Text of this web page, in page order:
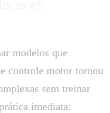
modelos que
controle motor tornou
sem treinar
imediata: